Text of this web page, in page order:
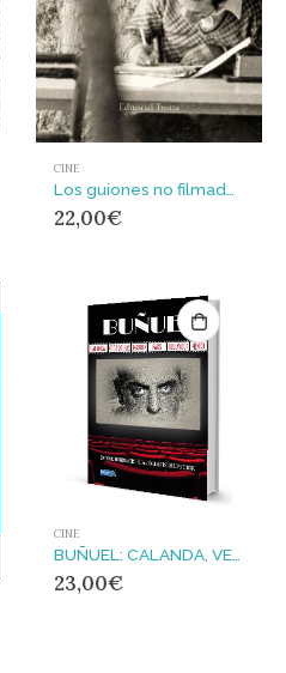
CINE
22,00€
CINE
BUÑUEL: CALANDA, VEGA DE PAS, MADRID, PARÍS, HOLLYWOOD, MÉXICO
23,00€